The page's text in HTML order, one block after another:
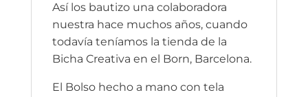
Así los bautizo una colaboradora
nuestra hace muchos años, cuando
todavía teníamos la tienda de la
Bicha Creativa en el Born, Barcelona.
El Bolso hecho a mano con tela